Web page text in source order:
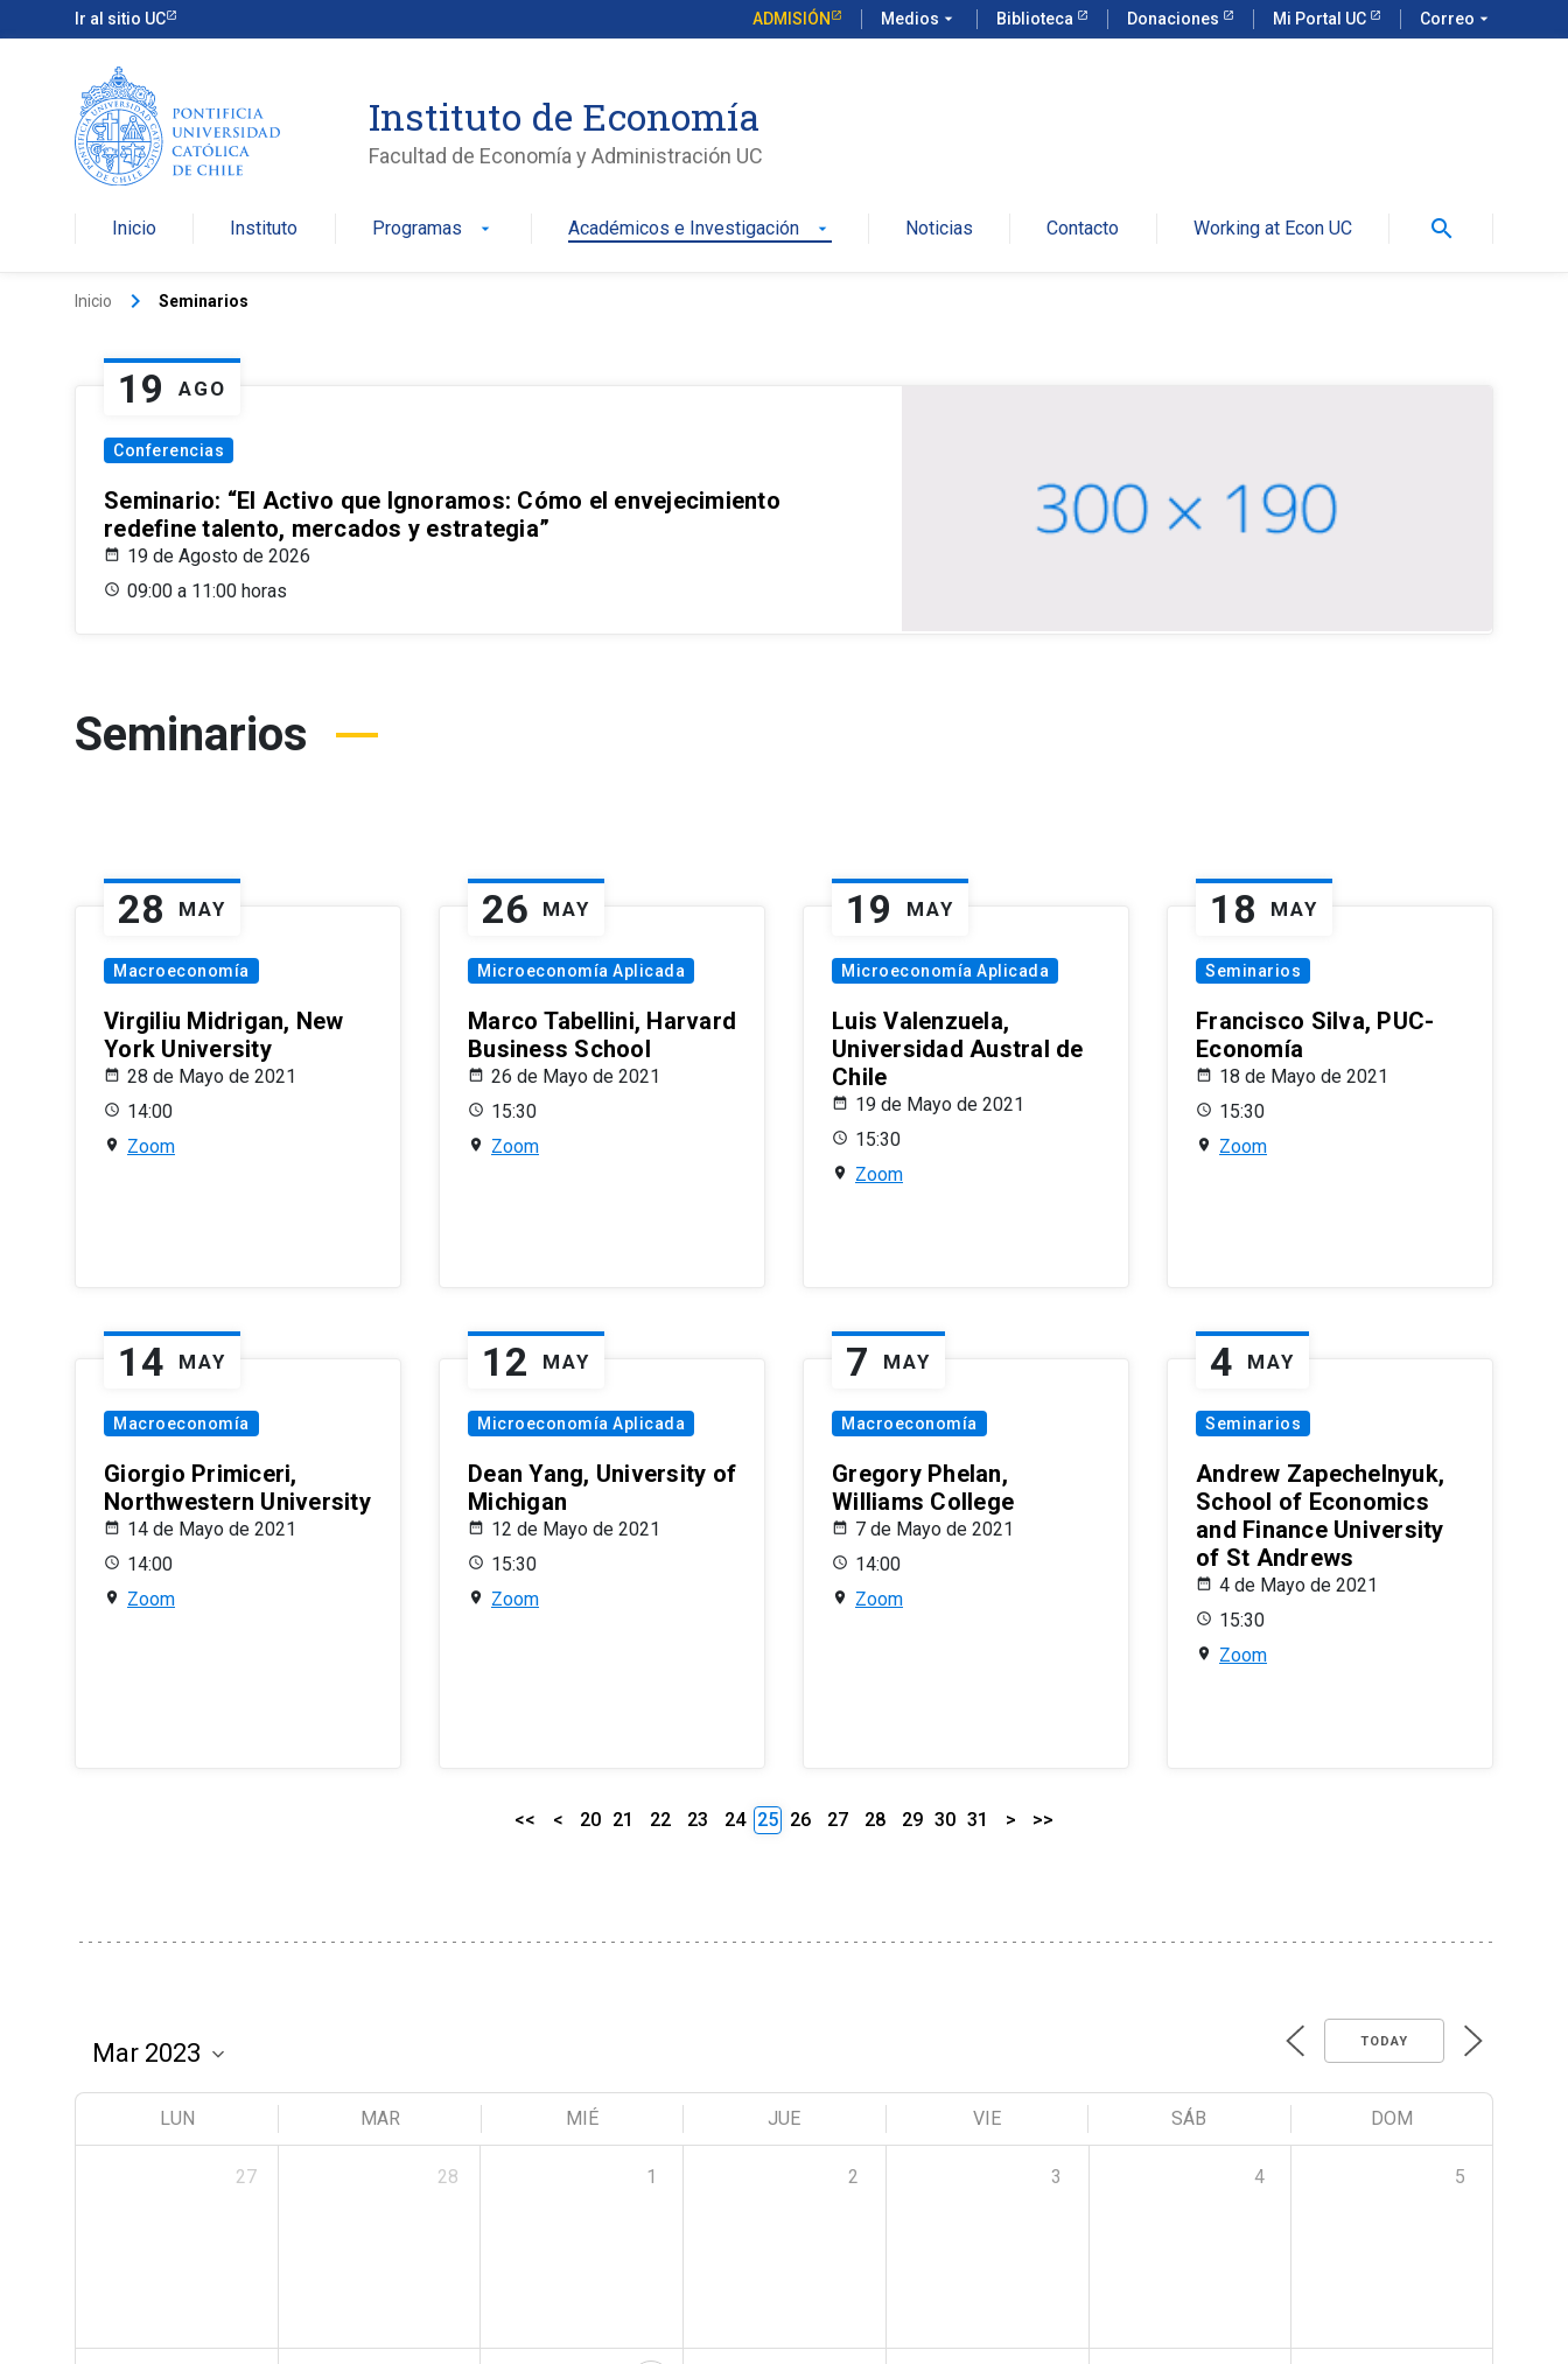
Ir al sitio UC ADMISIÓN Medios arrow_drop_down Biblioteca Donaciones Mi Portal UC Correo arrow_drop_down
Instituto de Economía
Facultad de Economía y Administración UC
Inicio Instituto Programas arrow_drop_down Académicos e Investigación arrow_drop_down Noticias Contacto Working at Econ UC search
Inicio keyboard_arrow_right Seminarios
19 AGO
Conferencias
Seminario: “El Activo que Ignoramos: Cómo el envejecimiento
redefine talento, mercados y estrategia”
19 de Agosto de 2026
09:00 a 11:00 horas
Seminarios
28 MAY
Macroeconomía
Virgiliu Midrigan, New
York University
28 de Mayo de 2021
14:00
Zoom
26 MAY
Microeconomía Aplicada
Marco Tabellini, Harvard
Business School
26 de Mayo de 2021
15:30
Zoom
19 MAY
Microeconomía Aplicada
Luis Valenzuela,
Universidad Austral de
Chile
19 de Mayo de 2021
15:30
Zoom
18 MAY
Seminarios
Francisco Silva, PUC-
Economía
18 de Mayo de 2021
15:30
Zoom
14 MAY
Macroeconomía
Giorgio Primiceri,
Northwestern University
14 de Mayo de 2021
14:00
Zoom
12 MAY
Microeconomía Aplicada
Dean Yang, University of
Michigan
12 de Mayo de 2021
15:30
Zoom
7 MAY
Macroeconomía
Gregory Phelan,
Williams College
7 de Mayo de 2021
14:00
Zoom
4 MAY
Seminarios
Andrew Zapechelnyuk,
School of Economics
and Finance University
of St Andrews
4 de Mayo de 2021
15:30
Zoom
<< < 20 21 22 23 24 25 26 27 28 29 30 31 > >>
TODAY
LUN MAR MIÉ JUE VIE SÁB DOM
27 28 1 2 3 4 5